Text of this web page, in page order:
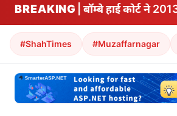
BREAKING
तोड़ना | बॉम्बे हाई कोर्ट ने
#ShahTimes #Muzaffarnagar